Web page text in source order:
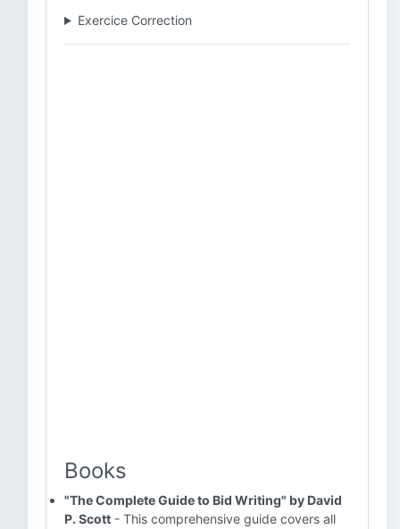
Exercice Correction
Books
"The Complete Guide to Bid Writing" by David
P. Scott - This comprehensive guide covers all